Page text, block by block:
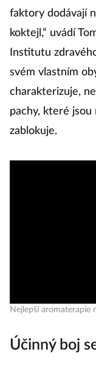
faktory dodávají
koktejl,“ uvádí
Institutu
svém vlastním
charakterizuje,
pachy, které jsou
zablokuje.
Nejlepší aromaterapie
Účinný boj